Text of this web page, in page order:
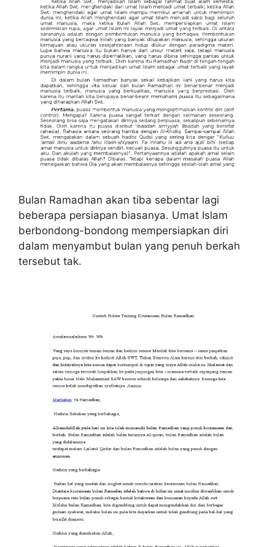
Bulan Ramadhan akan tiba sebentar lagi
beberapa persiapan biasanya. Umat Islam
berbondong-bondong mempersiapkan diri
dalam menyambut bulan yang penuh berkah
tersebut tak.